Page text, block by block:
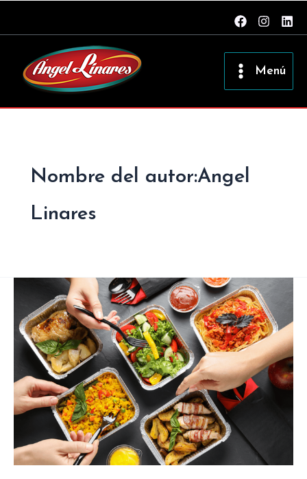
Menú
Nombre del autor:Angel
Linares
tendencias
de
consumo
Covid
el
“’cocooning”